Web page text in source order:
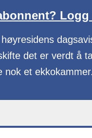
det er verdt å
nok et ekkokammer.